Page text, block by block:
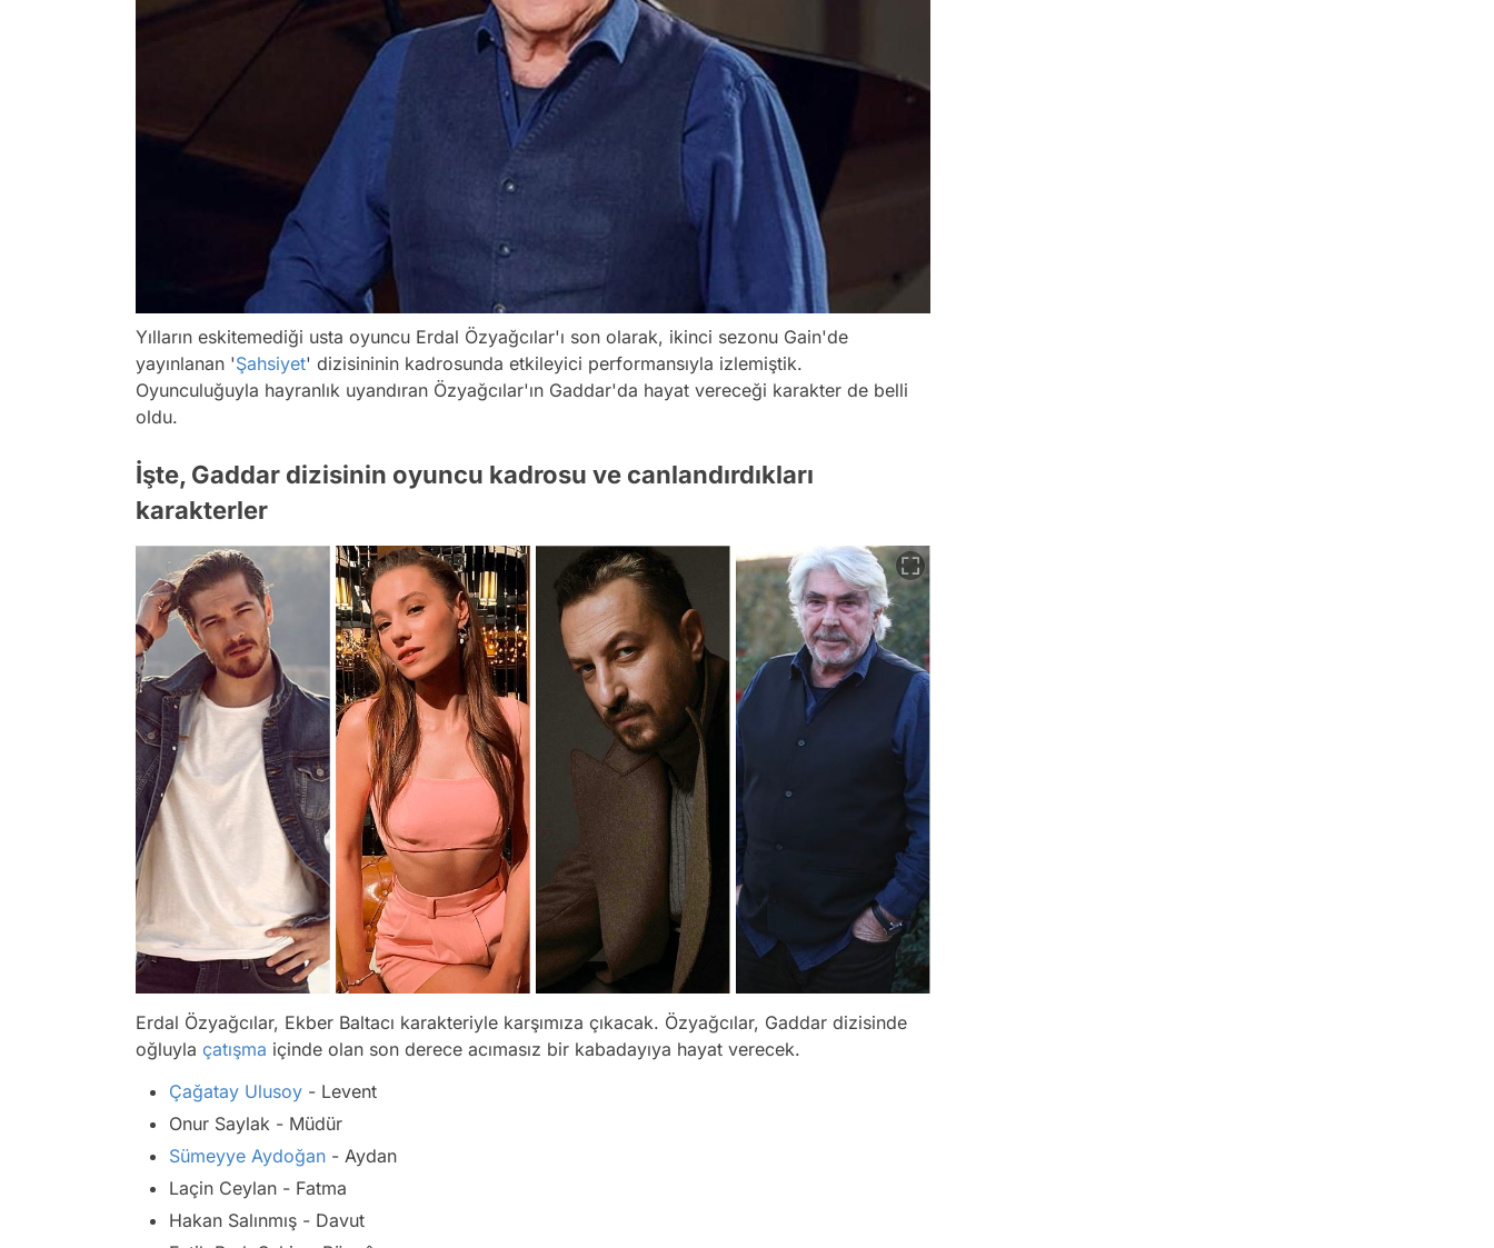
Yılların eskitemediği usta oyuncu Erdal Özyağcılar'ı son olarak, ikinci sezonu Gain'de
yayınlanan 'Şahsiyet' dizisininin kadrosunda etkileyici performansıyla izlemiştik.
Oyunculuğuyla hayranlık uyandıran Özyağcılar'ın Gaddar'da hayat vereceği karakter de belli
oldu.
İşte, Gaddar dizisinin oyuncu kadrosu ve canlandırdıkları
karakterler
Erdal Özyağcılar, Ekber Baltacı karakteriyle karşımıza çıkacak. Özyağcılar, Gaddar dizisinde
oğluyla çatışma içinde olan son derece acımasız bir kabadayıya hayat verecek.
Çağatay Ulusoy - Levent
Onur Saylak - Müdür
Sümeyye Aydoğan - Aydan
Laçin Ceylan - Fatma
Hakan Salınmış - Davut